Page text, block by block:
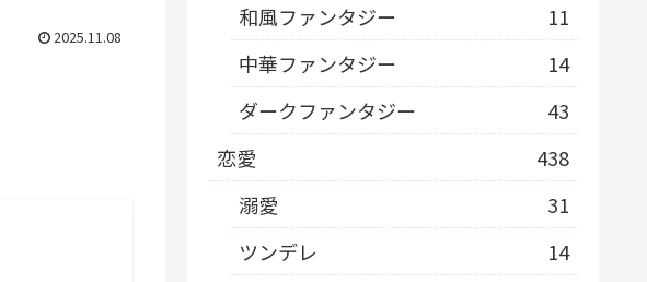
2025.11.08
和風ファンタジー
11
中華ファンタジー
14
ダークファンタジー
43
恋愛
438
溺愛
31
ツンデレ
14